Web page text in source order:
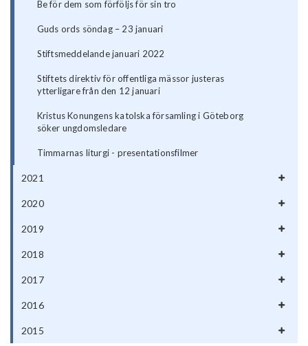
Be för dem som förföljs för sin tro
Guds ords söndag – 23 januari
Stiftsmeddelande januari 2022
Stiftets direktiv för offentliga mässor justeras
ytterligare från den 12 januari
Kristus Konungens katolska församling i Göteborg
söker ungdomsledare
Timmarnas liturgi - presentationsfilmer
2021
2020
2019
2018
2017
2016
2015